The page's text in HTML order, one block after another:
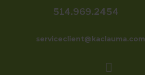
514.969.2454
serviceclient@kaclauma.com
